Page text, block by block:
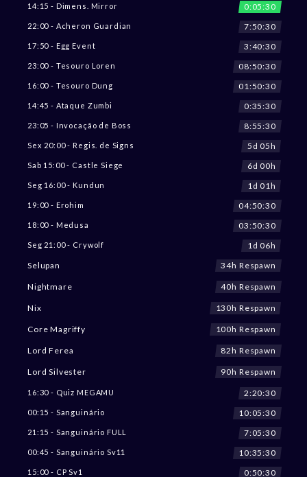
14:15 - Dimens. Mirror 0:05:28
22:00 - Acheron Guardian 7:50:28
17:50 - Egg Event 3:40:28
23:00 - Tesouro Loren 08:50:28
16:00 - Tesouro Dung 01:50:28
14:45 - Ataque Zumbi 0:35:28
23:05 - Invocação de Boss 8:55:28
Sex 20:00 - Regis. de Signs 5d 05h
Sab 15:00 - Castle Siege 6d 00h
Seg 16:00 - Kundun 1d 01h
19:00 - Erohim 04:50:28
18:00 - Medusa 03:50:28
Seg 21:00 - Crywolf
1d 06h
Selupan
34h Respawn
Nightmare 40h Respawn
Nix 130h Respawn
Core Magriffy 100h Respawn
Lord Ferea 82h Respawn
Lord Silvester 90h Respawn
16:30 - Quiz MEGAMU 2:20:28
00:15 - Sanguinário 10:05:28
21:15 - Sanguinário FULL 7:05:28
00:45 - Sanguinário Sv11 10:35:28
15:00 - CP Sv1 0:50:28